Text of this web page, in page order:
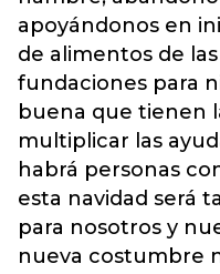
apoyándonos en
de alimentos de
fundaciones para
buena que tienen
multiplicar las
habrá personas
esta navidad será
para nosotros y
nueva costumbre